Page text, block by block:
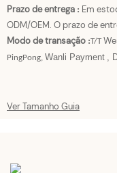
Prazo de entrega : Em
ODM/OEM. O prazo de
Modo de transação :T/T
PingPong, Wanli Payment ,
Ver Tamanho Guia